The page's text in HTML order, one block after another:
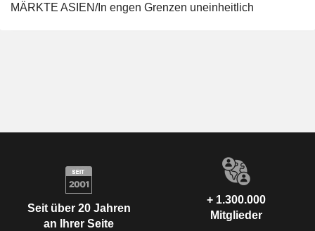
MÄRKTE ASIEN/In engen Grenzen uneinheitlich
Seit über 20 Jahren
an Ihrer Seite
+ 1.300.000
Mitglieder